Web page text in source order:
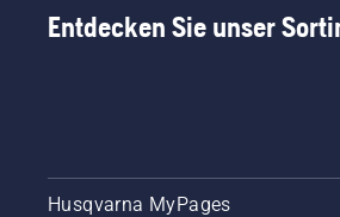
Entdecken Sie unser
Husqvarna MyPages